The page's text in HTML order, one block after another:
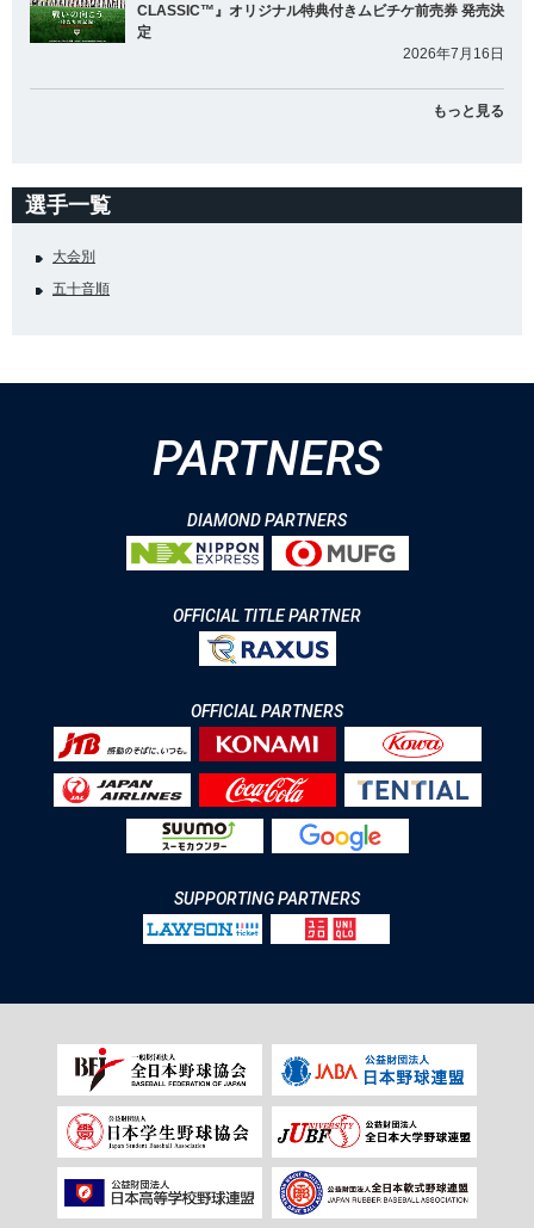
CLASSIC™』オリジナル特典付きムビチケ前売券 発売決
定
2026年7月16日
もっと見る
選手一覧
大会別
五十音順
PARTNERS
DIAMOND PARTNERS
OFFICIAL TITLE PARTNER
OFFICIAL PARTNERS
SUPPORTING PARTNERS